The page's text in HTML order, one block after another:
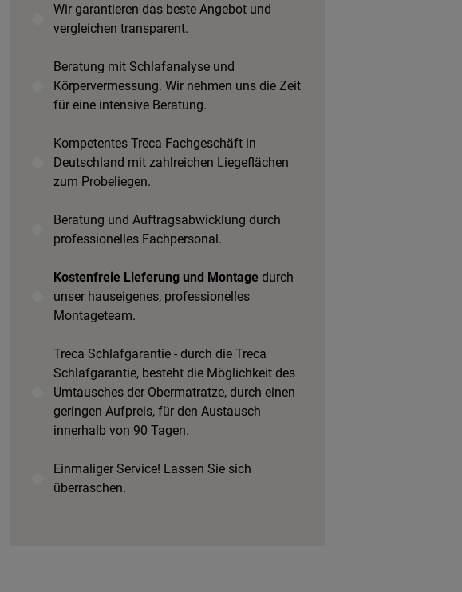
Wir garantieren das beste Angebot und
vergleichen transparent.
Beratung mit Schlafanalyse und
Körpervermessung. Wir nehmen uns die Zeit
für eine intensive Beratung.
Kompetentes Treca Fachgeschäft in
Deutschland mit zahlreichen Liegeflächen
zum Probeliegen.
Beratung und Auftragsabwicklung durch
professionelles Fachpersonal.
Kostenfreie Lieferung und Montagedurch
unser hauseigenes, professionelles
Montageteam.
Treca Schlafgarantie - durch die Treca
Schlafgarantie, besteht die Möglichkeit des
Umtausches der Obermatratze, durch einen
geringen Aufpreis, für den Austausch
innerhalb von 90 Tagen.
Einmaliger Service! Lassen Sie sich
überraschen.